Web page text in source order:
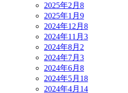
2025年2月 8
2025年1月 9
2024年12月 8
2024年11月 3
2024年8月 2
2024年7月 3
2024年6月 8
2024年5月 18
2024年4月 14